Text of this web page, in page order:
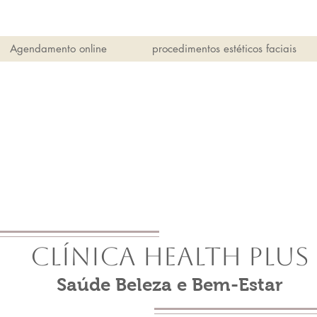
Agendamento online procedimentos estéticos faciais
Clínica Health Plus
Saúde Beleza e Bem-Estar